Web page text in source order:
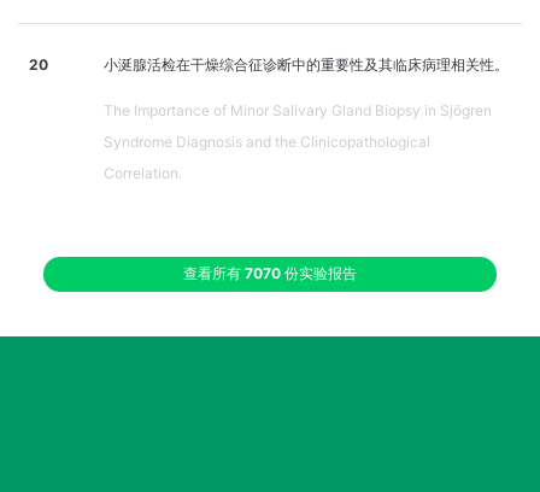
20 小涎腺活检在干燥综合征诊断中的重要性及其临床病理相关性。
The Importance of Minor Salivary Gland Biopsy in Sjögren
Syndrome Diagnosis and the Clinicopathological
Correlation.
查看所有 7070 份实验报告